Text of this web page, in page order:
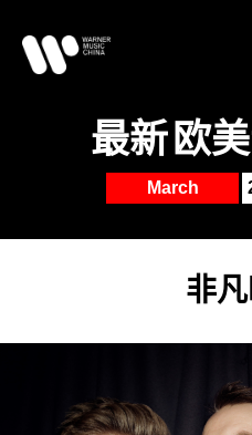
最新 欧
March
非